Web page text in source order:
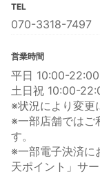
TEL
070-3318-7497
営業時間
平日 10:00-22:00
土日祝 10:00-
※状況により変更
※一部店舗ではご
す。
※一部電子決済に
天ポイント」サ